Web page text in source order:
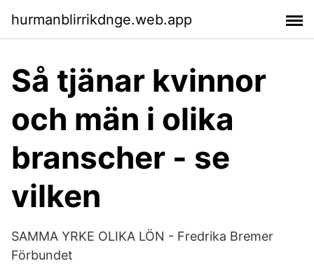
hurmanblirrikdnge.web.app
Så tjänar kvinnor
och män i olika
branscher - se
vilken
SAMMA YRKE OLIKA LÖN - Fredrika Bremer
Förbundet